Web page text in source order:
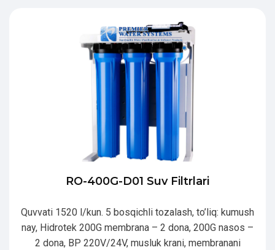
RO-400G-D01 Suv Filtrlari
Quvvati 1520 l/kun. 5 bosqichli tozalash, to’liq: kumush
nay, Hidrotek 200G membrana – 2 dona, 200G nasos –
2 dona, BP 220V/24V, musluk krani, membranani